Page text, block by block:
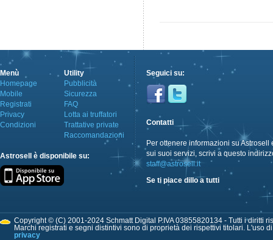
Menù
Homepage
Mobile
Registrati
Privacy
Condizioni
Utility
Pubblicità
Sicurezza
FAQ
Lotta ai truffatori
Trattative private
Raccomandazioni
Astrosell è disponibile su:
Seguici su:
Contatti
Per ottenere informazioni su Astrosell
sui suoi servizi, scrivi a questo
staff@astrosell.it
Se ti piace dillo a tutti
Copyright © (C) 2001-2024 Schmatt Digital P.IVA 03855820134 - Tutti i diritti
Marchi registrati e segni distintivi sono di proprietà dei rispettivi titolari. L'uso
privacy